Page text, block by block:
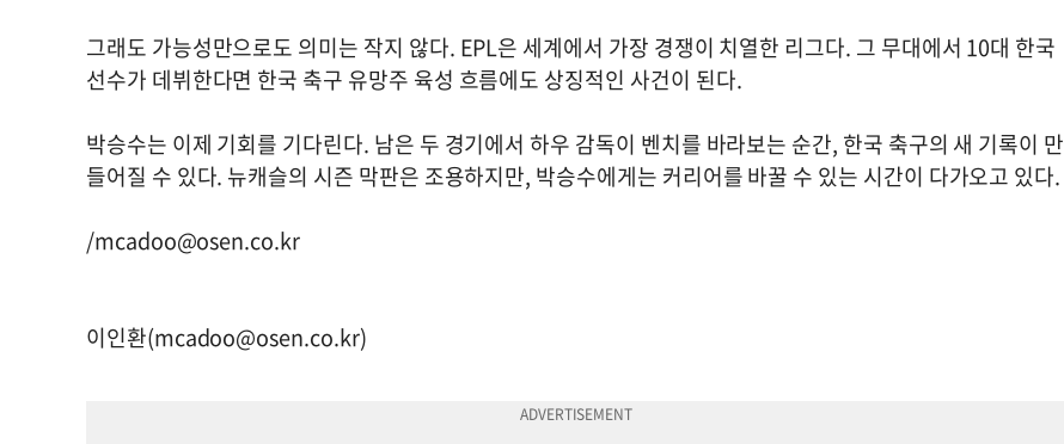
그래도 가능성만으로도 의미는 작지 않다. EPL은 세계에서 가장 경쟁이 치열한 리그다. 그 무대에서 10대 한국
선수가 데뷔한다면 한국 축구 유망주 육성 흐름에도 상징적인 사건이 된다.
박승수는 이제 기회를 기다린다. 남은 두 경기에서 하우 감독이 벤치를 바라보는 순간, 한국 축구의 새 기록이 만
들어질 수 있다. 뉴캐슬의 시즌 막판은 조용하지만, 박승수에게는 커리어를 바꿀 수 있는 시간이 다가오고 있다.
/mcadoo@osen.co.kr
이인환(mcadoo@osen.co.kr)